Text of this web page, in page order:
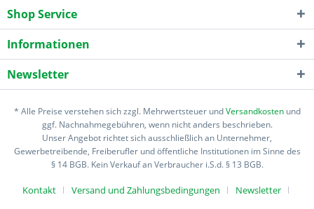
Shop Service
Informationen
Newsletter
* Alle Preise verstehen sich zzgl. Mehrwertsteuer undVersandkostenund
ggf. Nachnahmegebühren, wenn nicht anders beschrieben.
Unser Angebot richtet sich ausschließlich an Unternehmer,
Gewerbetreibende, Freiberufler und öffentliche Institutionen im Sinne des
§ 14 BGB. Kein Verkauf an Verbraucher i.S.d. § 13 BGB.
Kontakt Versand und Zahlungsbedingungen
Newsletter